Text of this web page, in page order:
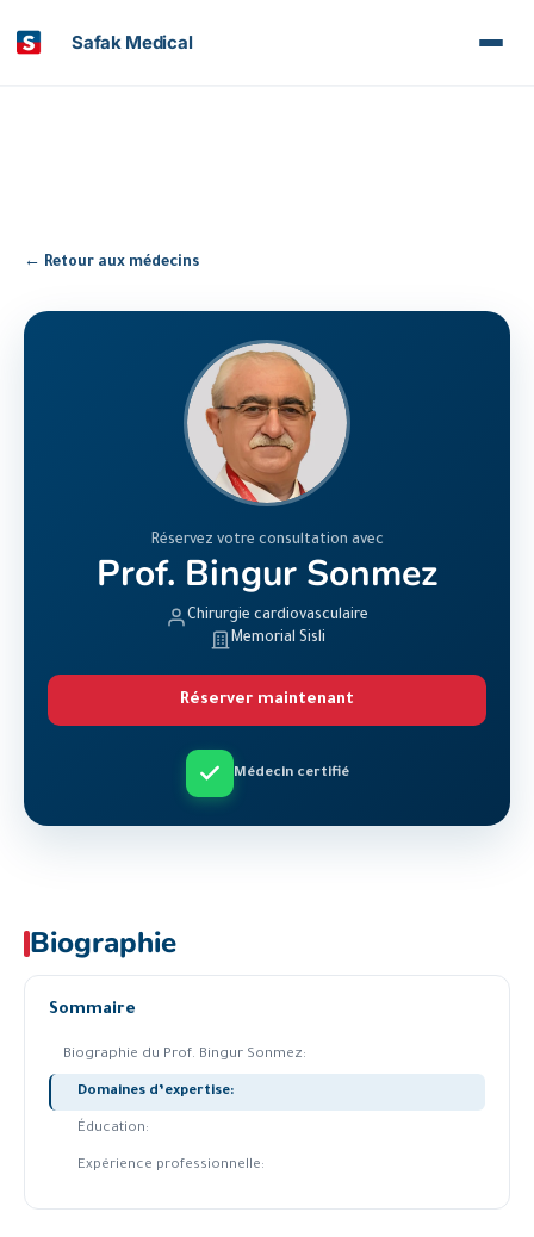
Safak Medical
← Retour aux médecins
Réservez votre consultation avec
Prof. Bingur Sonmez
Chirurgie cardiovasculaire
Memorial Sisli
Réserver maintenant
Médecin certifié
Biographie
Sommaire
Biographie du Prof. Bingur Sonmez:
Domaines d’expertise:
Éducation:
Expérience professionnelle: